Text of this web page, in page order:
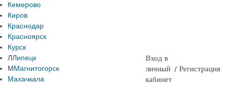
Кемерово
Киров
Краснодар
Красноярск
Курск
ЛЛипецк
ММагнитогорск
Махачкала
Вход в
личный
кабинет
/ Регистрация